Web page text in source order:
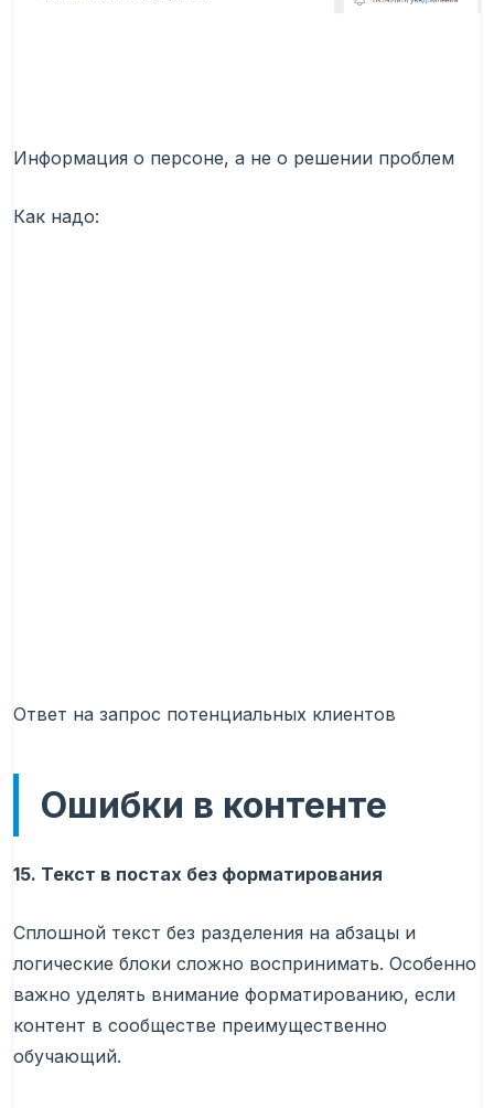
Информация о персоне, а не о решении проблем
Как надо:
Ответ на запрос потенциальных клиентов
Ошибки в контенте
15. Текст в постах без форматирования
Сплошной текст без разделения на абзацы и
логические блоки сложно воспринимать. Особенно
важно уделять внимание форматированию, если
контент в сообществе преимущественно
обучающий.